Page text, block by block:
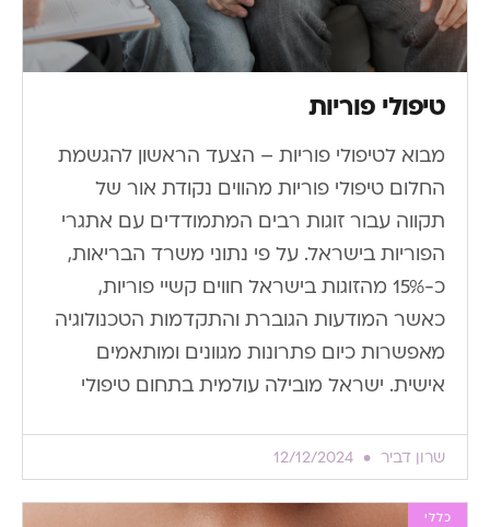
טיפולי פוריות
מבוא לטיפולי פוריות – הצעד הראשון להגשמת
החלום טיפולי פוריות מהווים נקודת אור של
תקווה עבור זוגות רבים המתמודדים עם אתגרי
הפוריות בישראל. על פי נתוני משרד הבריאות,
כ-15% מהזוגות בישראל חווים קשיי פוריות,
כאשר המודעות הגוברת והתקדמות הטכנולוגיה
מאפשרות כיום פתרונות מגוונים ומותאמים
אישית. ישראל מובילה עולמית בתחום טיפולי
שרון דביר
כללי